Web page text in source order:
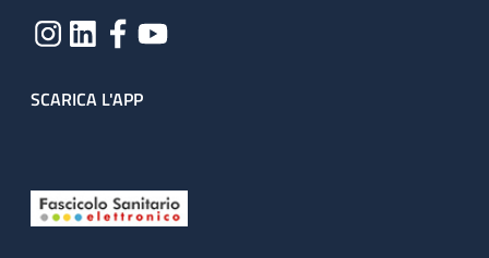
SCARICA L'APP